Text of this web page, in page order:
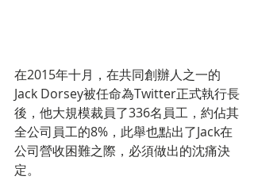
在2015年十月，在共同創辦人之一的
Jack Dorsey被任命為Twitter正式執行長
後，他大規模裁員了336名員工，約佔其
全公司員工的8%，此舉也點出了Jack在
公司營收困難之際，必須做出的沈痛決
定。